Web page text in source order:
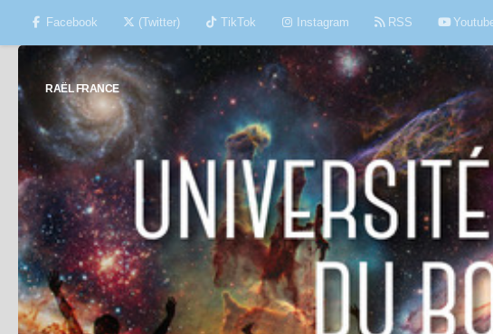
Skip to content
Facebook (Twitter) TikTok Instagram RSS
RAËL FRANCE